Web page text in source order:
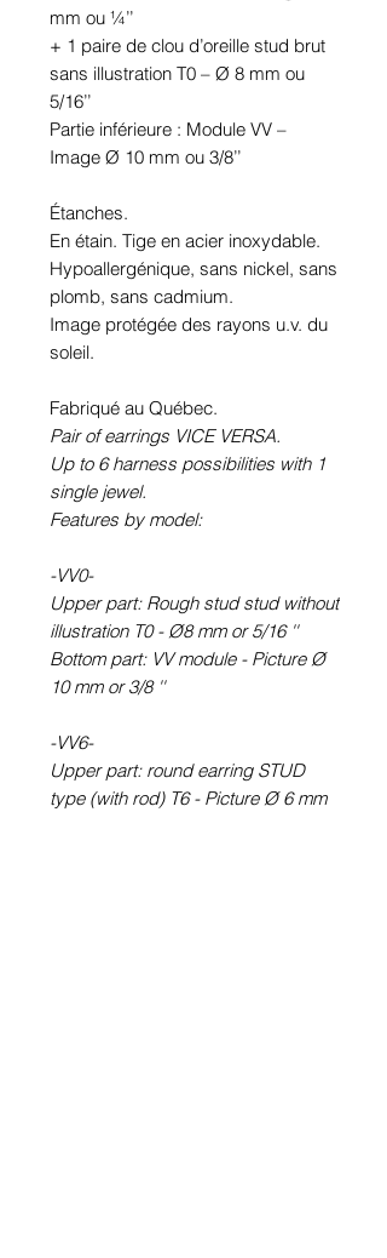
mm ou ¼’’
+ 1 paire de clou d’oreille stud brut
sans illustration T0 – Ø 8 mm ou
5/16’’
Partie inférieure : Module VV –
Image Ø 10 mm ou 3/8’’
Étanches.
En étain. Tige en acier inoxydable.
Hypoallergénique, sans nickel, sans
plomb, sans cadmium.
Image protégée des rayons u.v. du
soleil.
Fabriqué au Québec.
Pair of earrings VICE VERSA.
Up to 6 harness possibilities with 1
single jewel.
Features by model:
-VV0-
Upper part: Rough stud stud without
illustration T0 - Ø8 mm or 5/16 ''
Bottom part: VV module - Picture Ø
10 mm or 3/8 ''
-VV6-
Upper part: round earring STUD
type (with rod) T6 - Picture Ø 6 mm